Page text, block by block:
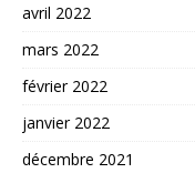
avril 2022
mars 2022
février 2022
janvier 2022
décembre 2021